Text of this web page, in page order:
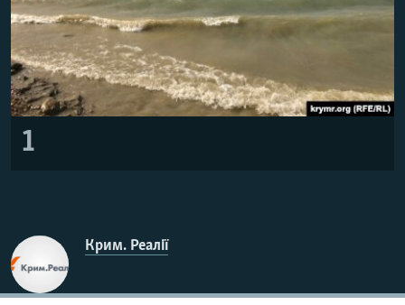
ІНФОГРАФІКА
ДОЛУЧАЙСЯ!
Усі сайти RFE/RL
1
Крим. Реалії